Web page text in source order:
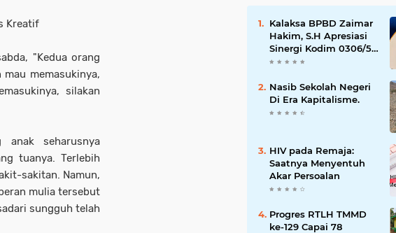
Kreatif
"Kedua orang
memasukinya,
silakan
seharusnya
tuanya. Terlebih
sakitan. Namun,
mulia tersebut
sungguh telah
Kalaksa BPBD Zaimar
Hakim, S.H Apresiasi
Sinergi Kodim 0306/50
Kota dalam
dan Penanganan
Bencana
Nasib Sekolah Negeri
Di Era Kapitalisme.
HIV pada Remaja:
Saatnya Menyentuh
Akar Persoalan
Progres RTLH TMMD
ke-129 Capai 78